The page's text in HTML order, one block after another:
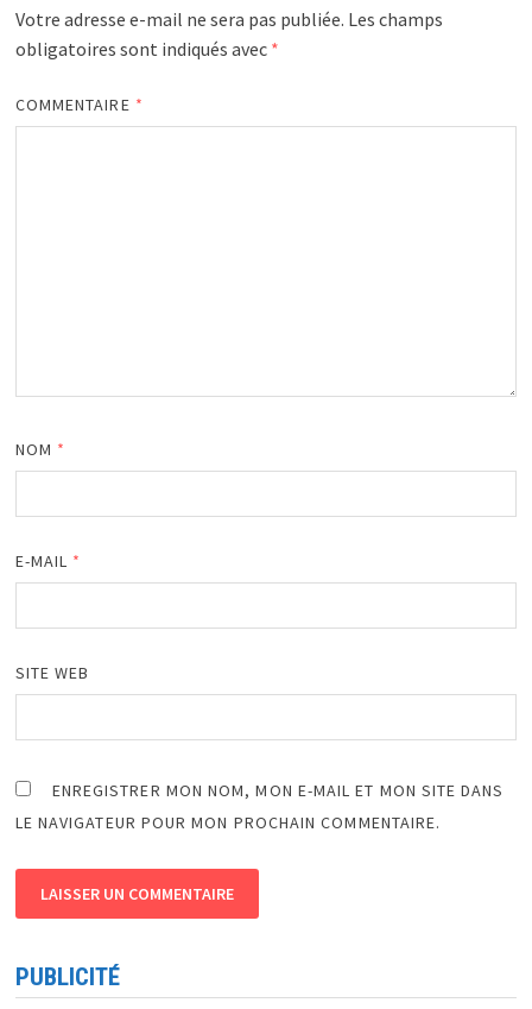
Votre adresse e-mail ne sera pas publiée. Les champs
obligatoires sont indiqués avec *
COMMENTAIRE *
NOM *
E-MAIL *
SITE WEB
ENREGISTRER MON NOM, MON E-MAIL ET MON SITE DANS
LE NAVIGATEUR POUR MON PROCHAIN COMMENTAIRE.
PUBLICITÉ